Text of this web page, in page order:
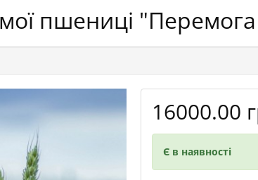
пшениці
16000.00
Є в наявності